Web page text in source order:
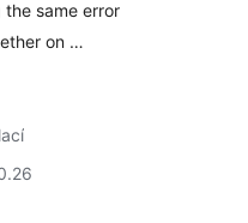
same error
on …